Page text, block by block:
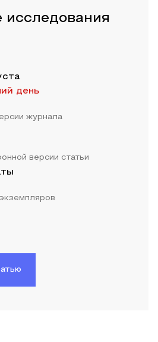
исследования
день
журнала
версии статьи